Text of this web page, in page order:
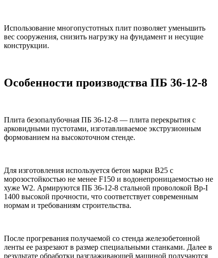
Использование многопустотных плит позволяет уменьшить
вес сооружения, снизить нагрузку на фундамент и несущие
конструкции.
Особенности производства ПБ 36-12-8
Плита безопалубочная ПБ 36-12-8 — плита перекрытия с
арковидными пустотами, изготавливаемое экструзионным
формованием на высокоточном стенде.
Для изготовления используется бетон марки B25 с
морозостойкостью не менее F150 и водонепроницаемостью не
хуже W2. Армируются ПБ 36-12-8 стальной проволокой Вр-I
1400 высокой прочности, что соответствует современным
нормам и требованиям строительства.
После прогревания получаемой со стенда железобетонной
ленты ее разрезают в размер специальными станками. Далее в
результате обработки разглаживающей машиной получаются